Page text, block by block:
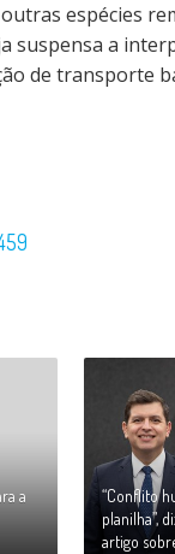
espécies
suspensa a
de transporte
a
“Conflito
planilha”,
artigo